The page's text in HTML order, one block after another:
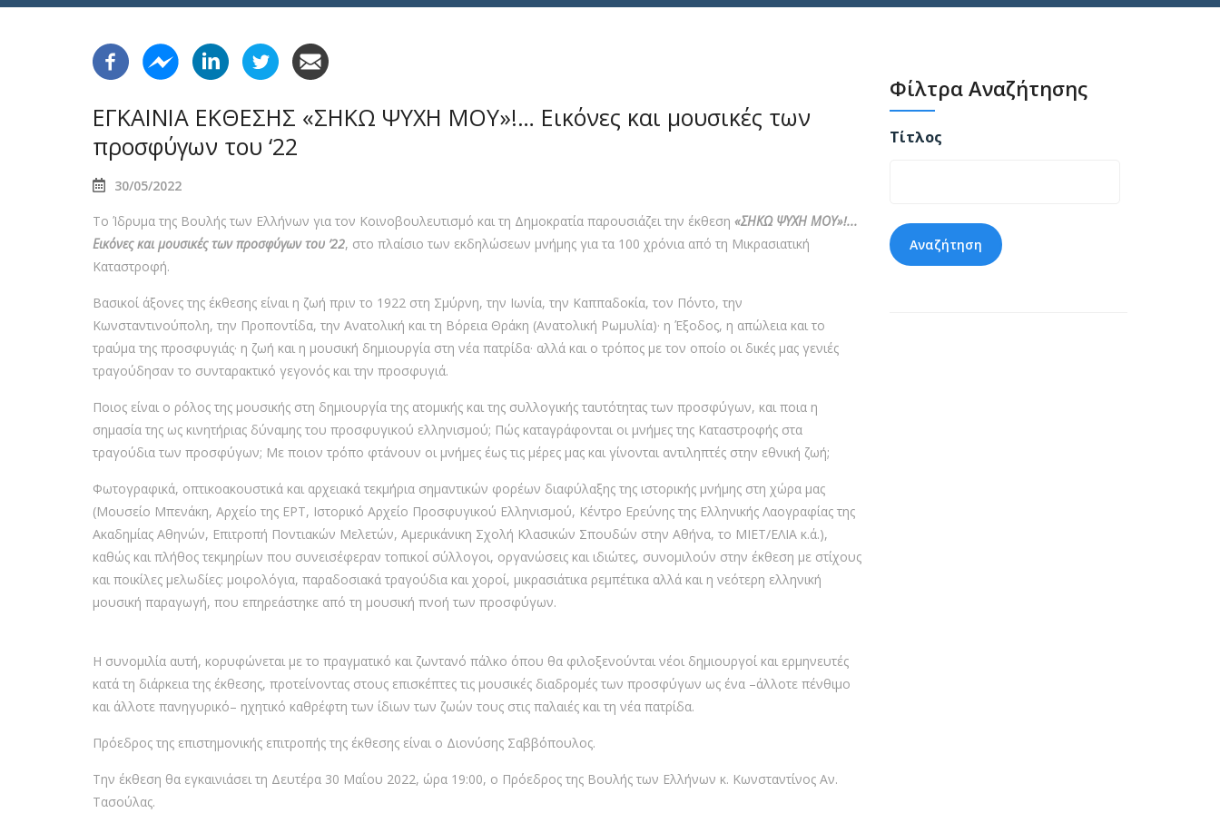
ΕΓΚΑΙΝΙΑ ΕΚΘΕΣΗΣ «ΣΗΚΩ ΨΥΧΗ ΜΟΥ»!… Εικόνες και μουσικές των
προσφύγων του ‘22
30/05/2022
Το Ίδρυμα της Βουλής των Ελλήνων για τον Κοινοβουλευτισμό και τη Δημοκρατία παρουσιάζει την έκθεση «ΣΗΚΩ ΨΥΧΗ ΜΟΥ»!...
Εικόνες και μουσικές των προσφύγων του ’22, στο πλαίσιο των εκδηλώσεων μνήμης για τα 100 χρόνια από τη Μικρασιατική
Καταστροφή.
Βασικοί άξονες της έκθεσης είναι η ζωή πριν το 1922 στη Σμύρνη, την Ιωνία, την Καππαδοκία, τον Πόντο, την
Κωνσταντινούπολη, την Προποντίδα, την Ανατολική και τη Βόρεια Θράκη (Ανατολική Ρωμυλία)· η Έξοδος, η απώλεια και το
τραύμα της προσφυγιάς· η ζωή και η μουσική δημιουργία στη νέα πατρίδα· αλλά και ο τρόπος με τον οποίο οι δικές μας γενιές
τραγούδησαν το συνταρακτικό γεγονός και την προσφυγιά.
Ποιος είναι ο ρόλος της μουσικής στη δημιουργία της ατομικής και της συλλογικής ταυτότητας των προσφύγων, και ποια η
σημασία της ως κινητήριας δύναμης του προσφυγικού ελληνισμού; Πώς καταγράφονται οι μνήμες της Καταστροφής στα
τραγούδια των προσφύγων; Με ποιον τρόπο φτάνουν οι μνήμες έως τις μέρες μας και γίνονται αντιληπτές στην εθνική ζωή;
Φωτογραφικά, οπτικοακουστικά και αρχειακά τεκμήρια σημαντικών φορέων διαφύλαξης της ιστορικής μνήμης στη χώρα μας
(Μουσείο Μπενάκη, Αρχείο της ΕΡΤ, Ιστορικό Αρχείο Προσφυγικού Ελληνισμού, Κέντρο Ερεύνης της Ελληνικής Λαογραφίας της
Ακαδημίας Αθηνών, Επιτροπή Ποντιακών Μελετών, Αμερικάνικη Σχολή Κλασικών Σπουδών στην Αθήνα, το ΜΙΕΤ/ΕΛΙΑ κ.ά.),
καθώς και πλήθος τεκμηρίων που συνεισέφεραν τοπικοί σύλλογοι, οργανώσεις και ιδιώτες, συνομιλούν στην έκθεση με στίχους
και ποικίλες μελωδίες: μοιρολόγια, παραδοσιακά τραγούδια και χοροί, μικρασιάτικα ρεμπέτικα αλλά και η νεότερη ελληνική
μουσική παραγωγή, που επηρεάστηκε από τη μουσική πνοή των προσφύγων.
Η συνομιλία αυτή, κορυφώνεται με το πραγματικό και ζωντανό πάλκο όπου θα φιλοξενούνται νέοι δημιουργοί και ερμηνευτές
κατά τη διάρκεια της έκθεσης, προτείνοντας στους επισκέπτες τις μουσικές διαδρομές των προσφύγων ως ένα –άλλοτε πένθιμο
και άλλοτε πανηγυρικό– ηχητικό καθρέφτη των ίδιων των ζωών τους στις παλαιές και τη νέα πατρίδα.
Πρόεδρος της επιστημονικής επιτροπής της έκθεσης είναι ο Διονύσης Σαββόπουλος.
Την έκθεση θα εγκαινιάσει τη Δευτέρα 30 Μαΐου 2022, ώρα 19:00, ο Πρόεδρος της Βουλής των Ελλήνων κ. Κωνσταντίνος Αν.
Τασούλας.
Φίλτρα Αναζήτησης
Τίτλος